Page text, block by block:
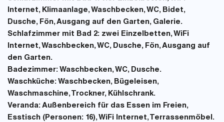
Internet, Klimaanlage, Waschbecken, WC, Bidet,
Dusche, Fön, Ausgang auf den Garten, Galerie.
Schlafzimmer mit Bad 2: zwei Einzelbetten, WiFi
Internet, Waschbecken, WC, Dusche, Fön, Ausgang auf
den Garten.
Badezimmer: Waschbecken, WC, Dusche.
Waschküche: Waschbecken, Bügeleisen,
Waschmaschine, Trockner, Kühlschrank.
Veranda: Außenbereich für das Essen im Freien,
Esstisch (Personen: 16), WiFi Internet, Terrassenmöbel.